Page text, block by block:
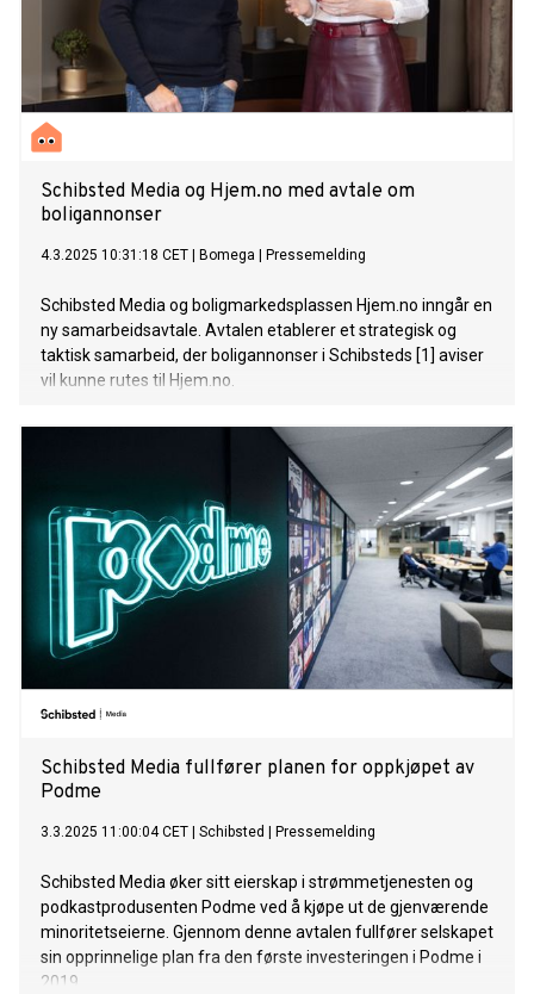
Schibsted Media og Hjem.no med avtale om
boligannonser
4.3.2025 10:31:18 CET Bomega Pressemelding
Schibsted Media og boligmarkedsplassen Hjem.no inngår en
ny samarbeidsavtale. Avtalen etablerer et strategisk og
taktisk samarbeid, der boligannonser i Schibsteds [1] aviser
vil kunne rutes til Hjem.no.
Schibsted Media fullfører planen for oppkjøpet av
Podme
3.3.2025 11:00:04 CET Schibsted Pressemelding
Schibsted Media øker sitt eierskap i strømmetjenesten og
podkastprodusenten Podme ved å kjøpe ut de gjenværende
minoritetseierne. Gjennom denne avtalen fullfører selskapet
sin opprinnelige plan fra den første investeringen i Podme i
2019.